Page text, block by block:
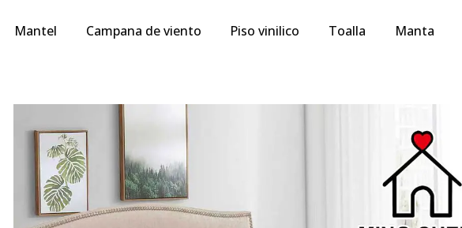
Mantel Campana de viento Piso vinilico Toalla Manta